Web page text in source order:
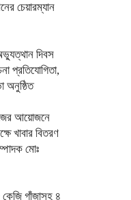
চেয়ারম্যান
দিবস
প্রতিযোগিতা,
অনুষ্ঠিত
আয়োজনে
খাবার বিতরণ
মোঃ
কেজি গাঁজাসহ ৪